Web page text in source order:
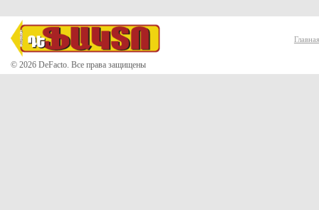
© 2026 DeFacto. Все права защищены
Главная